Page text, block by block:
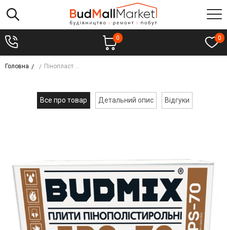
0 0
Головна Пінопласт BUDMIX EPS-70 15см 13,5кг (уп.- 4шт)
Все про товар Детальний опис Відгуки